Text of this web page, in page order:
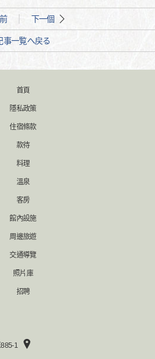
下一個
事一覧へ戻る
首頁
隱私政策
住宿條款
款待
料理
溫泉
客房
館內設施
周邊旅遊
交通導覽
照片庫
招聘
1